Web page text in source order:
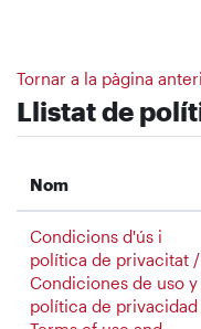
Tornar a la pàgina
Llistat de
Nom
Condicions d'ús i
política de privacitat /
Condiciones de uso y
política de